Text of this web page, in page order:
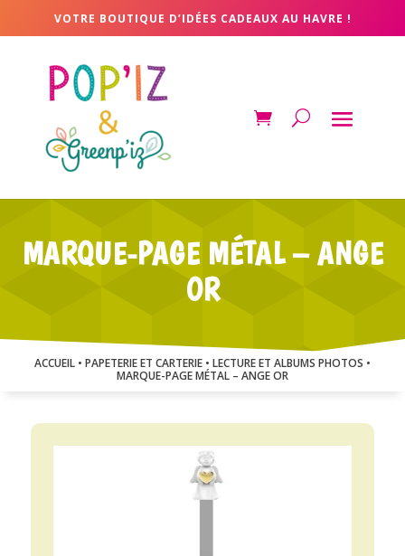
VOTRE BOUTIQUE D’IDÉES CADEAUX AU HAVRE !
MARQUE-PAGE MÉTAL – ANGE
OR
ACCUEIL • PAPETERIE ET CARTERIE • LECTURE ET ALBUMS PHOTOS •
MARQUE-PAGE MÉTAL – ANGE OR